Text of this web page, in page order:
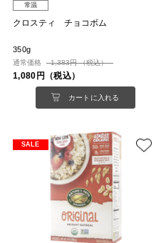
常温
クロスティ チョコボム
350g
通常価格 1,383円 （税込）
1,080円（税込）
カートに入れる
SALE